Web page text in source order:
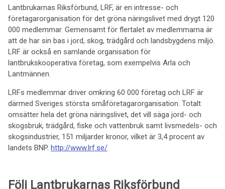
Lantbrukarnas Riksförbund, LRF, är en intresse- och
företagarorganisation för det gröna näringslivet med drygt 120
000 medlemmar. Gemensamt för flertalet av medlemmarna är
att de har sin bas i jord, skog, trädgård och landsbygdens miljö.
LRF är också en samlande organisation för
lantbrukskooperativa företag, som exempelvis Arla och
Lantmännen.
LRFs medlemmar driver omkring 60 000 företag och LRF är
därmed Sveriges största småföretagarorganisation. Totalt
omsätter hela det gröna näringslivet, det vill säga jord- och
skogsbruk, trädgård, fiske och vattenbruk samt livsmedels- och
skogsindustrier, 151 miljarder kronor, vilket är 3,4 procent av
landets BNP. http://www.lrf.se/
Följ Lantbrukarnas Riksförbund